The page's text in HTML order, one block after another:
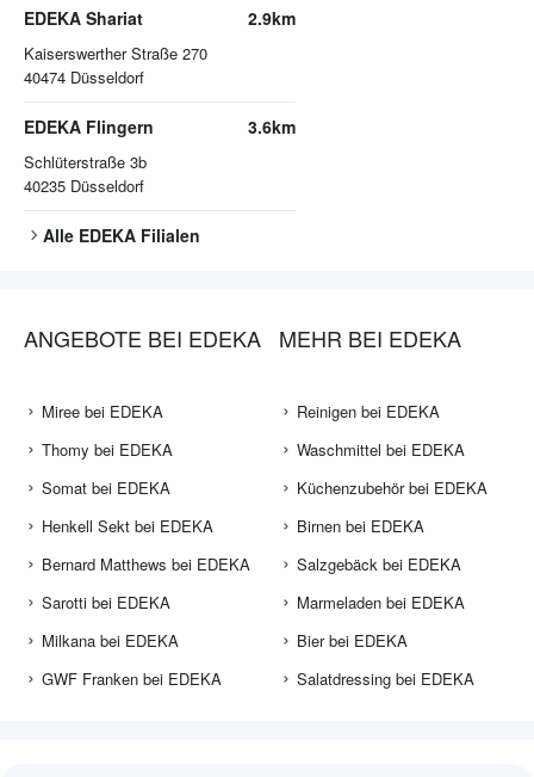
EDEKA Shariat
Kaiserswerther Straße 270
40474 Düsseldorf
2.9km
EDEKA Flingern
Schlüterstraße 3b
40235 Düsseldorf
3.6km
Alle EDEKA Filialen
ANGEBOTE BEI EDEKA
Miree bei EDEKA
Thomy bei EDEKA
Somat bei EDEKA
Henkell Sekt bei EDEKA
Bernard Matthews bei EDEKA
Sarotti bei EDEKA
Milkana bei EDEKA
GWF Franken bei EDEKA
MEHR BEI EDEKA
Reinigen bei EDEKA
Waschmittel bei EDEKA
Küchenzubehör bei EDEKA
Birnen bei EDEKA
Salzgebäck bei EDEKA
Marmeladen bei EDEKA
Bier bei EDEKA
Salatdressing bei EDEKA